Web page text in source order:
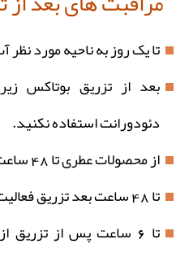
تا یک روز به ناحیه مورد نظر
دئودورانت استفاده نکنید.
از محصولات عطری تا 48 ساعت نباید استفاده شود.
تا 48 ساعت بعد تزریق فعالیت و ورزش سنگین انجام ندهید.